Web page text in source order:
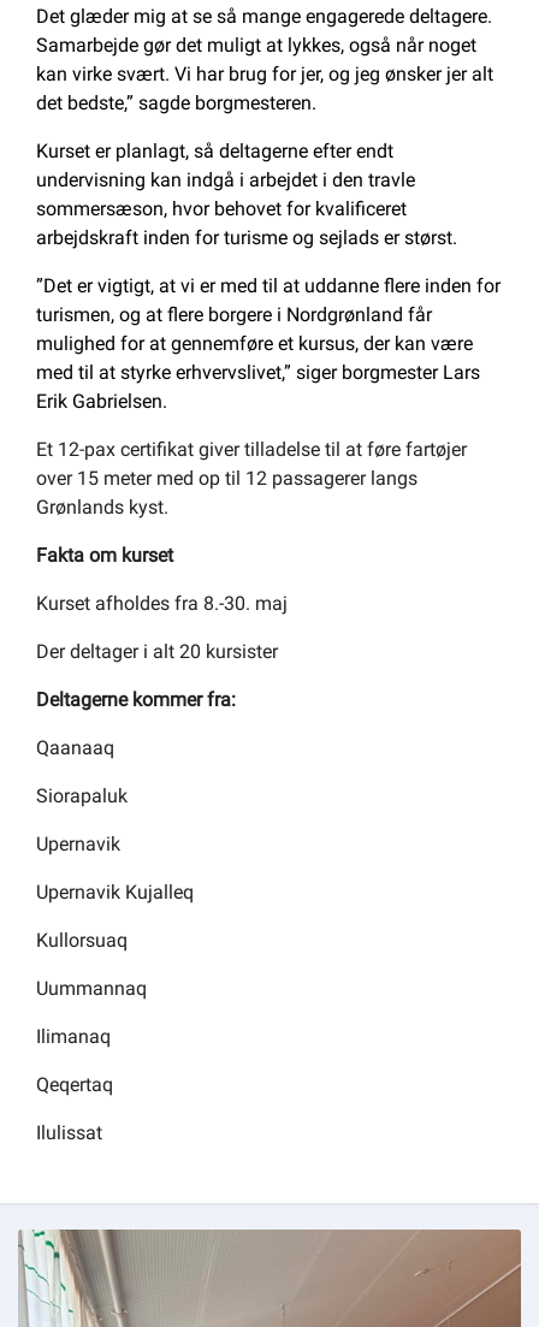
Det glæder mig at se så mange engagerede deltagere.
Samarbejde gør det muligt at lykkes, også når noget
kan virke svært. Vi har brug for jer, og jeg ønsker jer alt
det bedste,” sagde borgmesteren.
Kurset er planlagt, så deltagerne efter endt
undervisning kan indgå i arbejdet i den travle
sommersæson, hvor behovet for kvalificeret
arbejdskraft inden for turisme og sejlads er størst.
”Det er vigtigt, at vi er med til at uddanne flere inden for
turismen, og at flere borgere i Nordgrønland får
mulighed for at gennemføre et kursus, der kan være
med til at styrke erhvervslivet,” siger borgmester Lars
Erik Gabrielsen.
Et 12-pax certifikat giver tilladelse til at føre fartøjer
over 15 meter med op til 12 passagerer langs
Grønlands kyst.
Fakta om kurset
Kurset afholdes fra 8.-30. maj
Der deltager i alt 20 kursister
Deltagerne kommer fra:
Qaanaaq
Siorapaluk
Upernavik
Upernavik Kujalleq
Kullorsuaq
Uummannaq
Ilimanaq
Qeqertaq
Ilulissat